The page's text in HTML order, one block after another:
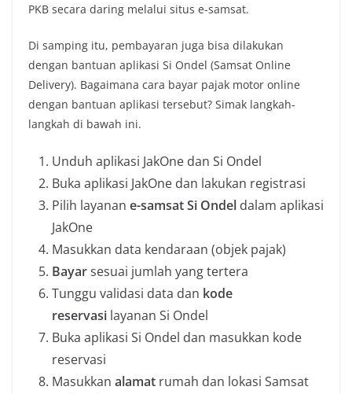
PKB secara daring melalui situs e-samsat.
Di samping itu, pembayaran juga bisa dilakukan
dengan bantuan aplikasi Si Ondel (Samsat Online
Delivery). Bagaimana cara bayar pajak motor online
dengan bantuan aplikasi tersebut? Simak langkah-
langkah di bawah ini.
Unduh aplikasi JakOne dan Si Ondel
Buka aplikasi JakOne dan lakukan registrasi
Pilih layanan e-samsat Si Ondel dalam aplikasi
JakOne
Masukkan data kendaraan (objek pajak)
Bayarsesuai jumlah yang tertera
Tunggu validasi data dan kode
reservasi layanan Si Ondel
Buka aplikasi Si Ondel dan masukkan kode
reservasi
Masukkan alamat rumah dan lokasi Samsat